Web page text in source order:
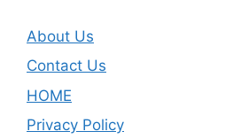
About Us
Contact Us
HOME
Privacy Policy